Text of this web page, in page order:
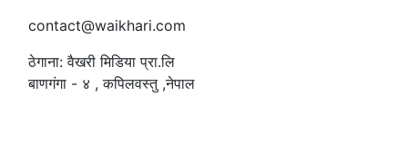
contact@waikhari.com
ठेगाना: वैखरी मिडिया प्रा.लि
बाणगंगा - ४ , कपिलवस्तु ,नेपाल